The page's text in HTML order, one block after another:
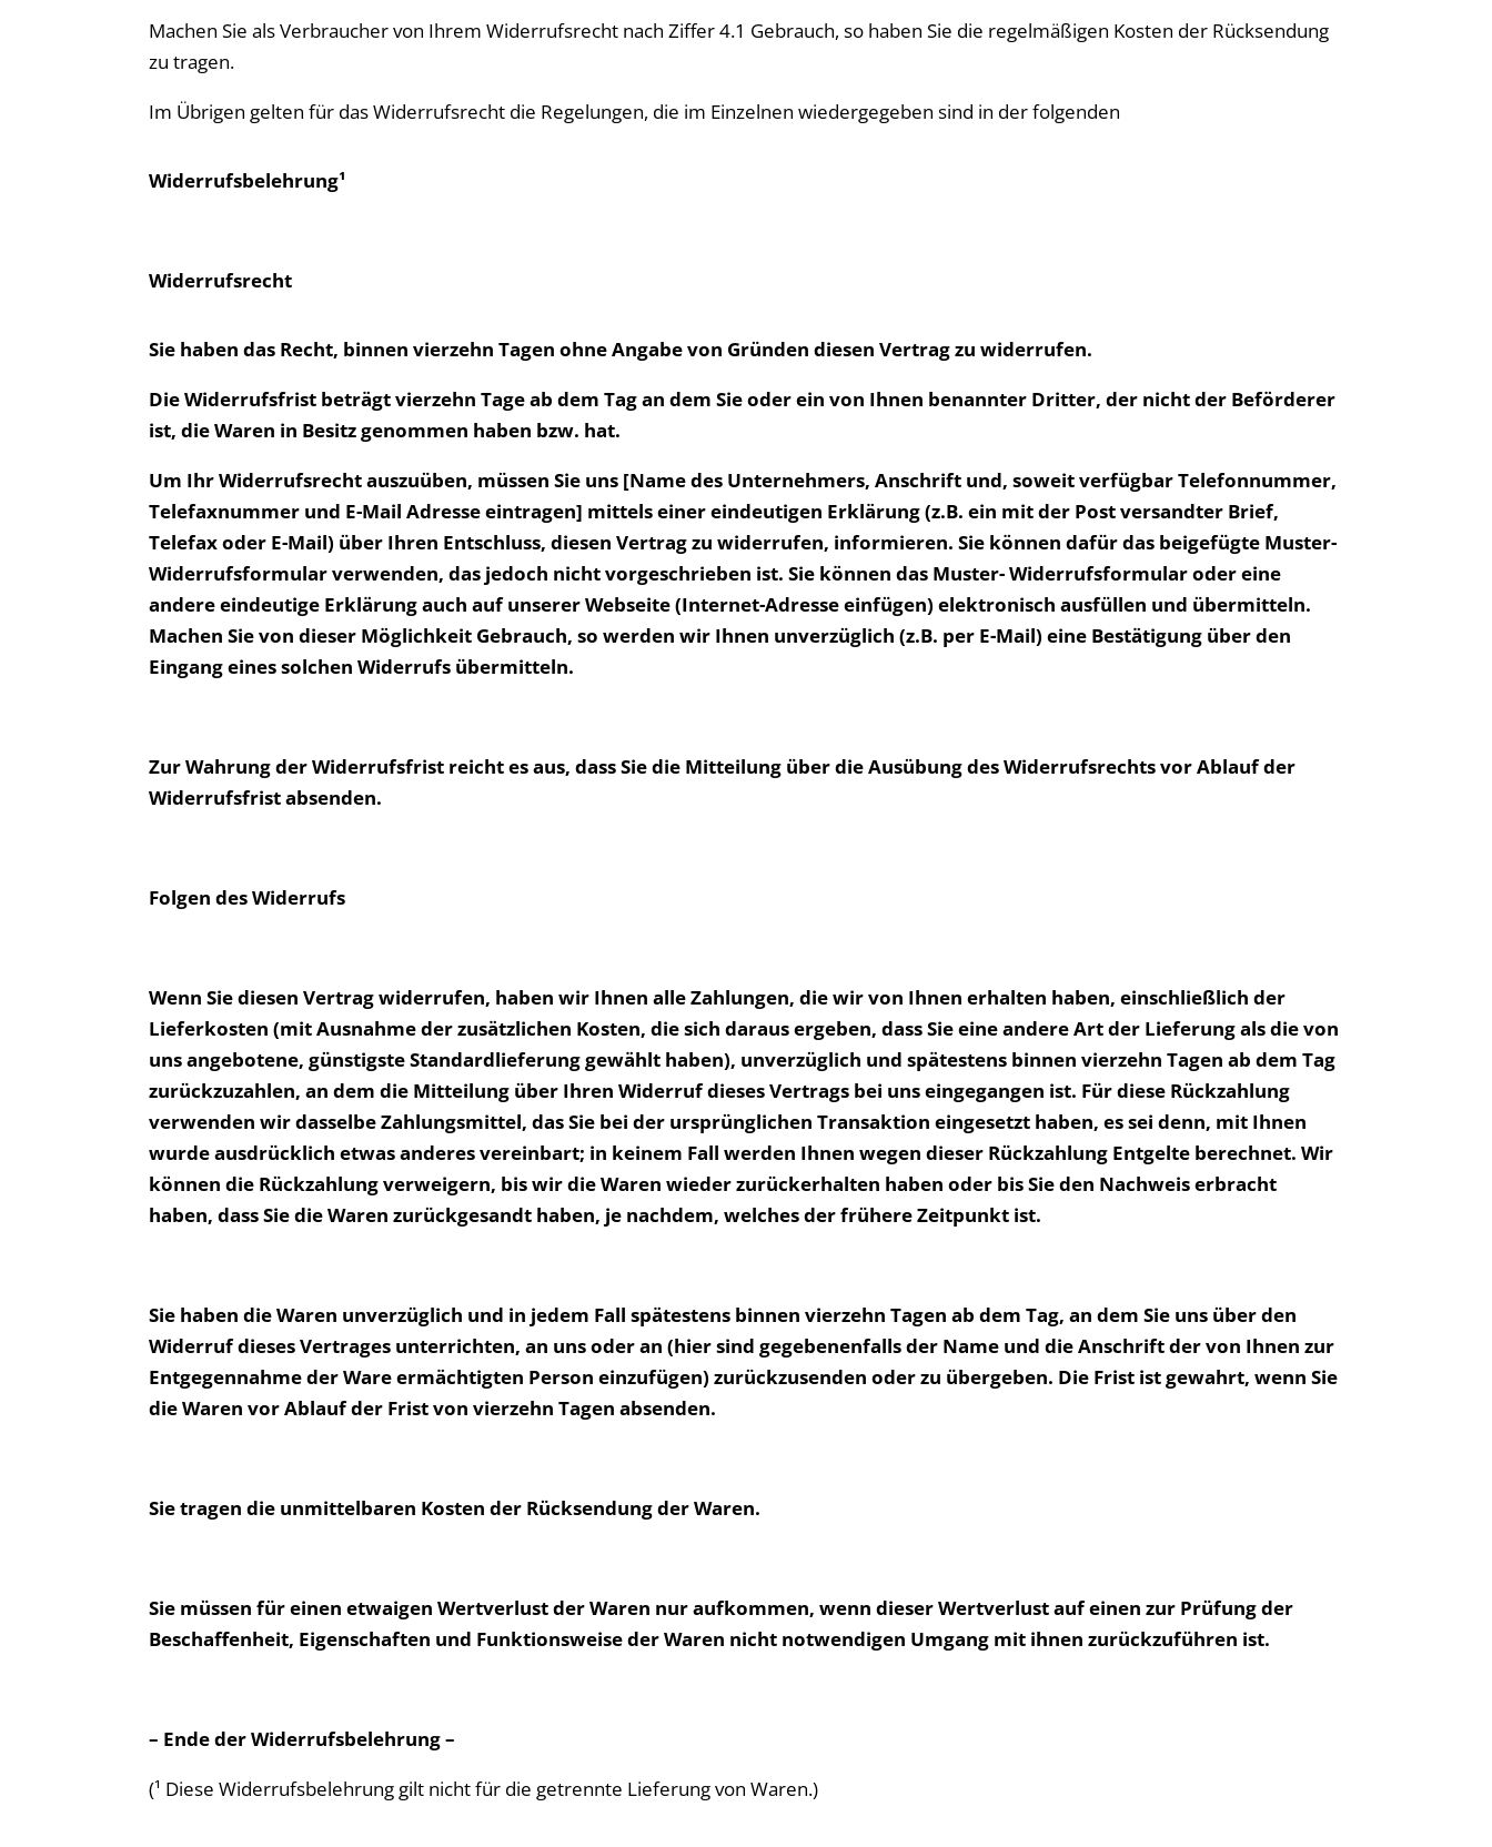
Machen Sie als Verbraucher von Ihrem Widerrufsrecht nach Ziffer 4.1 Gebrauch, so haben Sie die regelmäßigen Kosten der Rücksendung
zu tragen.
Im Übrigen gelten für das Widerrufsrecht die Regelungen, die im Einzelnen wiedergegeben sind in der folgenden
Widerrufsbelehrung¹
Widerrufsrecht
Sie haben das Recht, binnen vierzehn Tagen ohne Angabe von Gründen diesen Vertrag zu widerrufen.
Die Widerrufsfrist beträgt vierzehn Tage ab dem Tag an dem Sie oder ein von Ihnen benannter Dritter, der nicht der Beförderer
ist, die Waren in Besitz genommen haben bzw. hat.
Um Ihr Widerrufsrecht auszuüben, müssen Sie uns [Name des Unternehmers, Anschrift und, soweit verfügbar Telefonnummer,
Telefaxnummer und E-Mail Adresse eintragen] mittels einer eindeutigen Erklärung (z.B. ein mit der Post versandter Brief,
Telefax oder E-Mail) über Ihren Entschluss, diesen Vertrag zu widerrufen, informieren. Sie können dafür das beigefügte Muster-
Widerrufsformular verwenden, das jedoch nicht vorgeschrieben ist. Sie können das Muster- Widerrufsformular oder eine
andere eindeutige Erklärung auch auf unserer Webseite (Internet-Adresse einfügen) elektronisch ausfüllen und übermitteln.
Machen Sie von dieser Möglichkeit Gebrauch, so werden wir Ihnen unverzüglich (z.B. per E-Mail) eine Bestätigung über den
Eingang eines solchen Widerrufs übermitteln.
Zur Wahrung der Widerrufsfrist reicht es aus, dass Sie die Mitteilung über die Ausübung des Widerrufsrechts vor Ablauf der
Widerrufsfrist absenden.
Folgen des Widerrufs
Wenn Sie diesen Vertrag widerrufen, haben wir Ihnen alle Zahlungen, die wir von Ihnen erhalten haben, einschließlich der
Lieferkosten (mit Ausnahme der zusätzlichen Kosten, die sich daraus ergeben, dass Sie eine andere Art der Lieferung als die von
uns angebotene, günstigste Standardlieferung gewählt haben), unverzüglich und spätestens binnen vierzehn Tagen ab dem Tag
zurückzuzahlen, an dem die Mitteilung über Ihren Widerruf dieses Vertrags bei uns eingegangen ist. Für diese Rückzahlung
verwenden wir dasselbe Zahlungsmittel, das Sie bei der ursprünglichen Transaktion eingesetzt haben, es sei denn, mit Ihnen
wurde ausdrücklich etwas anderes vereinbart; in keinem Fall werden Ihnen wegen dieser Rückzahlung Entgelte berechnet. Wir
können die Rückzahlung verweigern, bis wir die Waren wieder zurückerhalten haben oder bis Sie den Nachweis erbracht
haben, dass Sie die Waren zurückgesandt haben, je nachdem, welches der frühere Zeitpunkt ist.
Sie haben die Waren unverzüglich und in jedem Fall spätestens binnen vierzehn Tagen ab dem Tag, an dem Sie uns über den
Widerruf dieses Vertrages unterrichten, an uns oder an (hier sind gegebenenfalls der Name und die Anschrift der von Ihnen zur
Entgegennahme der Ware ermächtigten Person einzufügen) zurückzusenden oder zu übergeben. Die Frist ist gewahrt, wenn Sie
die Waren vor Ablauf der Frist von vierzehn Tagen absenden.
Sie tragen die unmittelbaren Kosten der Rücksendung der Waren.
Sie müssen für einen etwaigen Wertverlust der Waren nur aufkommen, wenn dieser Wertverlust auf einen zur Prüfung der
Beschaffenheit, Eigenschaften und Funktionsweise der Waren nicht notwendigen Umgang mit ihnen zurückzuführen ist.
– Ende der Widerrufsbelehrung –
(¹ Diese Widerrufsbelehrung gilt nicht für die getrennte Lieferung von Waren.)